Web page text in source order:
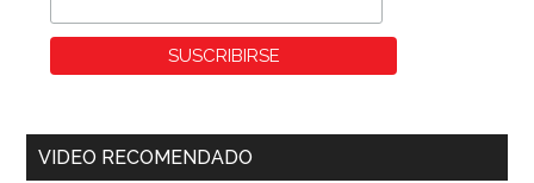
VIDEO RECOMENDADO